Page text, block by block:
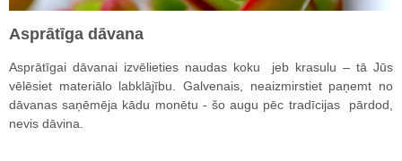
Asprātīga dāvana
Asprātīgai dāvanai izvēlieties naudas koku jeb krasulu – tā Jūs
vēlēsiet materiālo labklājību. Galvenais, neaizmirstiet paņemt no
dāvanas saņēmēja kādu monētu - šo augu pēc tradīcijas pārdod,
nevis dāvina.